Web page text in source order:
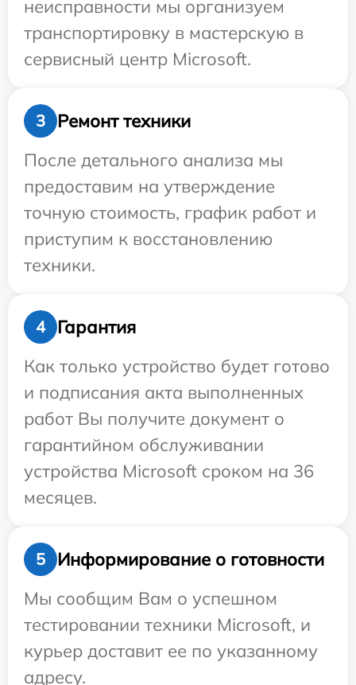
неисправности мы организуем
транспортировку в мастерскую в
сервисный центр Microsoft.
3
Ремонт техники
После детального анализа мы
предоставим на утверждение
точную стоимость, график работ и
приступим к восстановлению
техники.
4
Гарантия
Как только устройство будет готово
и подписания акта выполненных
работ Вы получите документ о
гарантийном обслуживании
устройства Microsoft сроком на 36
месяцев.
5
Информирование о готовности
Мы сообщим Вам о успешном
тестировании техники Microsoft, и
курьер доставит ее по указанному
адресу.